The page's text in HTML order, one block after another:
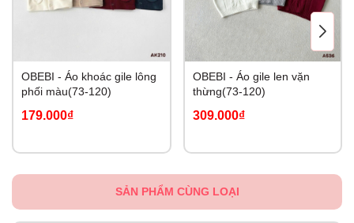
OBEBI - Áo khoác gile lông
phối màu(73-120)
179.000₫
OBEBI - Áo gile len vặn
thừng(73-120)
309.000₫
SẢN PHẨM CÙNG LOẠI